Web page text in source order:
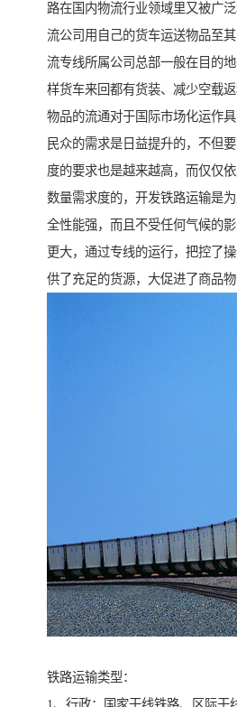
路在国内物流行业领域里又被广
流公司用自己的货车运送物品至
流专线所属公司总部一般在目的
样货车来回都有货装、减少空载返
物品的流通对于国际市场化运作具
民众的需求是日益提升的，不但
度的要求也是越来越高，而仅仅
数量需求度的，开发铁路运输是
全性能强，而且不受任何气候的
更大，通过专线的运行，把控了
供了充足的货源，大促进了商品物
铁路运输类型：